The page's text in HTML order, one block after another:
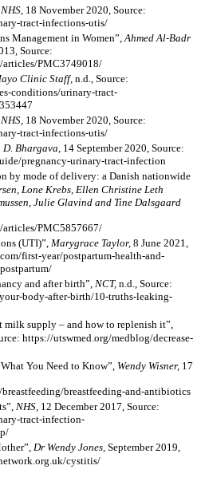
NHS, 18 November 2020, Source:
tract-infections-utis/
Management in Women”,Ahmed Al-Badr
Source:
PMC3749018/
Clinic Staff, n.d., Source:
conditions/urinary-tract-
NHS, 18 November 2020, Source:
tract-infections-utis/
D. Bhargava, 14 September 2020, Source:
pregnancy-urinary-tract-infection
by mode of delivery: a Danish nationwide
Lone Krebs, Ellen Christine Leth
Julie Glavind and Tine Dalsgaard
PMC5857667/
(UTI)”, Marygrace Taylor, 8 June 2021,
first-year/postpartum-health-and-
and after birth”, NCT, n.d., Source:
body-after-birth/10-truths-leaking-
milk supply – and how to replenish it”,
https://utswmed.org/medblog/decrease-
You Need to Know”, Wendy Wisner, 17
breastfeeding-and-antibiotics
NHS, 12 December 2017, Source:
tract-infection-
Dr Wendy Jones, September 2019,
cystitis/